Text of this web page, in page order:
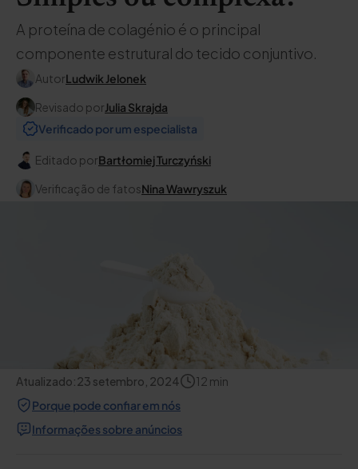
A proteína de colagénio é o principal
componente estrutural do tecido conjuntivo.
AutorLudwik Jelonek
Revisado porJulia Skrajda
Verificado por um especialista
Editado porBartłomiej Turczyński
Verificação de fatosNina Wawryszuk
Atualizado:23 setembro, 2024 12 min
Porque pode confiar em nós
Informações sobre anúncios